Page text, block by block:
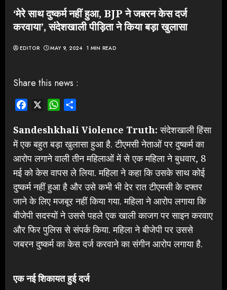
‘मेरे साथ दुष्कर्म नहीं हुआ, BJP ने जबरन केस दर्ज
करवाया’, संदेशखाली पीड़िता ने किया बड़ा खुलासा
EDITOR MAY 9, 2024 1 MIN READ
Share this news :
Facebook WhatsApp
Sandeshkhali Violence Truth: संदेशखाली हिंसा
में एक बहुत बड़ा खुलासा हुआ है. टीएमसी नेताओं पर दुष्कर्म का
आरोप लगाने वाली तीन महिलाओं में से एक महिला ने बुधवार, 8
मई को केस वापस ले लिया. महिला ने कहा कि उसके साथ कोई
दुष्कर्म नहीं हुआ है और उसे कभी भी देर रात टीएमसी के दफ्तर
जाने के लिए मजबूर नहीं किया गया. महिला ने आरोप लगाया कि
बीजेपी सदस्यों ने उससे पहले एक खाली काजग पर साइन करवाए
और फिर पुलिस से संपर्क किया. महिला ने बीजेपी पर उससे
जबरन दुष्कर्म का केस दर्ज करवाने का संगीन आरोप लगाया है.
एक नई शिकायत हुई दर्ज